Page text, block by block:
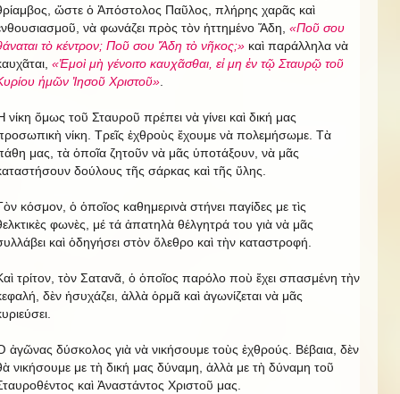
ὥστε ὁ Ἀπόστολος Παῦλος, πλήρης χαρᾶς καὶ
νὰ φωνάζει πρὸς τὸν ἡττημένο Ἅδη, «Ποῦ σου
τὸ κέντρον; Ποῦ σου Ἅδη τὸ νῆκος;» καὶ παράλληλα νὰ
«Ἐμοὶ μὴ γένοιτο καυχᾶσθαι, εἰ μη ἐν τῷ Σταυρῷ τοῦ
ἡμῶν Ἰησοῦ Χριστοῦ»
νίκη ὄμως τοῦ Σταυροῦ πρέπει νὰ γίνει καὶ δική μας
νίκη. Τρεῖς ἐχθροὺς ἔχουμε νὰ πολεμήσωμε. Τὰ
μας, τὰ ὁποῖα ζητοῦν νὰ μᾶς ὑποτάξουν, νὰ μᾶς
δούλους τῆς σάρκας καὶ τῆς ὕλης.
κόσμον, ὁ ὁποῖος καθημερινὰ στήνει παγίδες με τὶς
φωνὲς, μέ τά ἀπατηλὰ θέλγητρά του γιὰ νὰ μᾶς
καὶ ὁδηγήσει στὸν ὄλεθρο καὶ τὴν καταστροφή.
τρίτον, τὸν Σατανᾶ, ὁ ὁποῖος παρόλο ποὺ ἔχει σπασμένη τὴν
δὲν ἡσυχάζει, ἀλλὰ ὁρμᾶ καὶ ἀγωνίζεται νὰ μᾶς
ἀγῶνας δύσκολος γιὰ νὰ νικήσουμε τοὺς ἐχθρούς. Βέβαια, δὲν
νικήσουμε με τὴ δική μας δύναμη, ἀλλὰ με τὴ δύναμη τοῦ
καὶ Ἀναστάντος Χριστοῦ μας.